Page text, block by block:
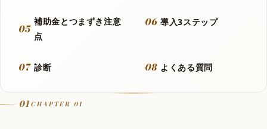
05
補助金とつまずき注意
点
06 導入3ステップ
07 診断 08 よくある質問
01CHAPTER 01